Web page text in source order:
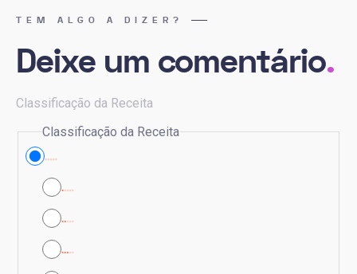
TEM ALGO A DIZER?
Deixe um comentário.
Classificação da Receita
Classificação da Receita